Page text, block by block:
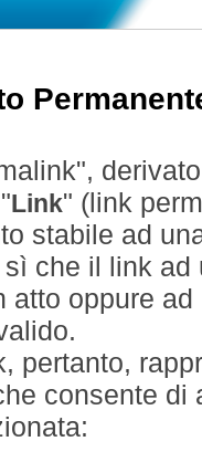
Link" (link
stabile ad
che il link
atto oppure
pertanto,
consente